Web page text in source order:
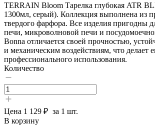
TERRAIN Bloom Тарелка глубокая ATR
1300мл, серый). Коллекция выполнена из
твердого фарфора. Все изделия пригодны
печи, микроволновой печи и
Bonna отличается своей прочностью,
и механическим воздействиям, что делает
профессионального использования.
Количество
Цена 1 129 ₽ за 1 шт.
В корзину